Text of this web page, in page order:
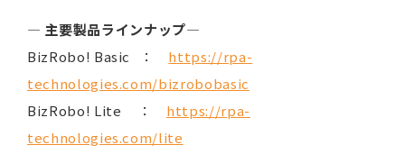
― 主要製品ラインナップ―
BizRobo! Basic ： https://rpa-
technologies.com/bizrobobasic
BizRobo! Lite ： https://rpa-
technologies.com/lite